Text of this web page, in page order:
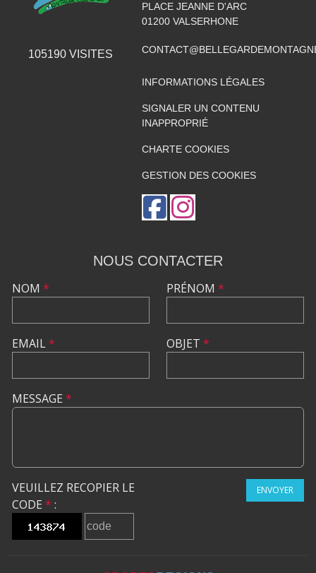
105190 VISITES
PLACE JEANNE D'ARC
01200 VALSERHONE
INFORMATIONS LÉGALES
SIGNALER UN CONTENU
INAPPROPRIÉ
CHARTE COOKIES
GESTION DES COOKIES
NOUS CONTACTER
NOM *
EMAIL*
PRÉNOM *
OBJET *
MESSAGE *
VEUILLEZ RECOPIER LE
CODE * :
ENVOYER